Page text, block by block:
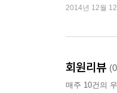
2014년 12월 12
회원리뷰
매주 10건의